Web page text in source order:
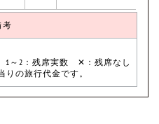
考
2：残席実数 ✕：残席なし
りの旅行代金です。